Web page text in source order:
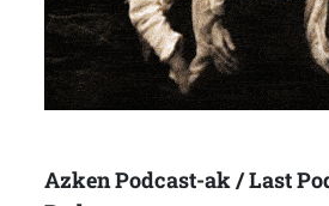
Azken Podcast-ak / Last